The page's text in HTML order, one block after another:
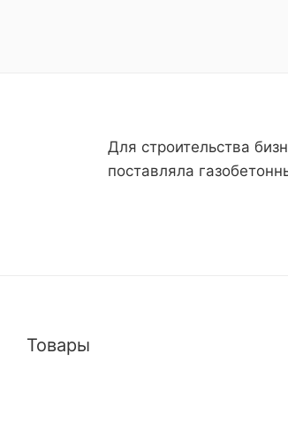
Для строительства
поставляла
Товары